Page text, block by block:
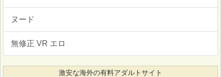
ヌード
無修正 VR エロ
激安な海外の有料アダルトサイト